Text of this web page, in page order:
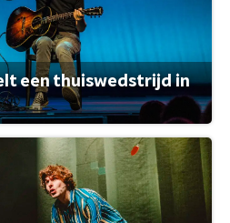
een thuiswedstrijd in